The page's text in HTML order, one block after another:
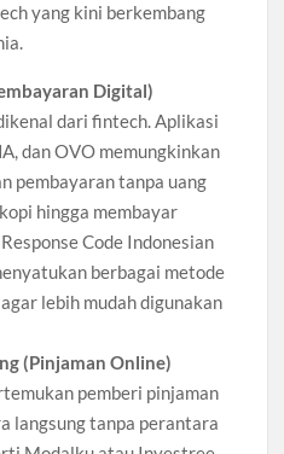
yang kini berkembang
Digital)
dari fintech. Aplikasi
dan OVO memungkinkan
pembayaran tanpa uang
hingga membayar
Code Indonesian
berbagai metode
lebih mudah digunakan
(Pinjaman Online)
pemberi pinjaman
langsung tanpa perantara